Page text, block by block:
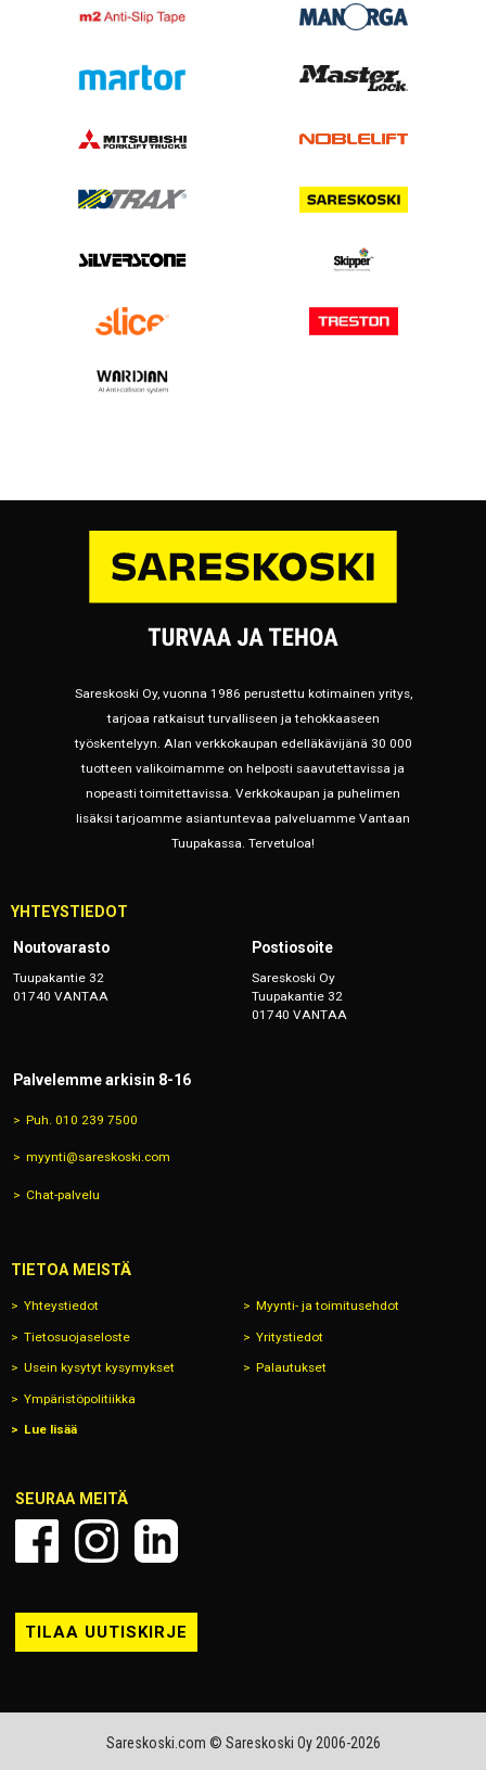
Sareskoski Oy, vuonna 1986 perustettu kotimainen yritys,
tarjoaa ratkaisut turvalliseen ja tehokkaaseen
työskentelyyn. Alan verkkokaupan edelläkävijänä 30 000
tuotteen valikoimamme on helposti saavutettavissa ja
nopeasti toimitettavissa. Verkkokaupan ja puhelimen
lisäksi tarjoamme asiantuntevaa palveluamme Vantaan
Tuupakassa. Tervetuloa!
YHTEYSTIEDOT
Noutovarasto
Tuupakantie 32
01740 VANTAA
Postiosoite
Sareskoski Oy
Tuupakantie 32
01740 VANTAA
Palvelemme arkisin 8-16
Puh. 010 239 7500
myynti@sareskoski.com
Chat-palvelu
TIETOA MEISTÄ
Yhteystiedot Myynti- ja toimitusehdot
Tietosuojaseloste Yritystiedot
Usein kysytyt kysymykset Palautukset
Ympäristöpolitiikka
Lue lisää
SEURAA MEITÄ
TILAA UUTISKIRJE
Sareskoski.com © Sareskoski Oy 2006-2026